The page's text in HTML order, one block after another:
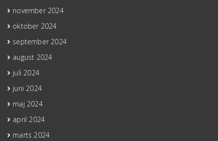
november 2024
oktober 2024
september 2024
august 2024
juli 2024
juni 2024
maj 2024
april 2024
marts 2024